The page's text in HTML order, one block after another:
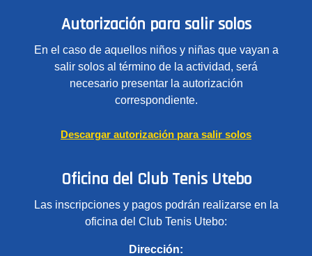
Autorización para salir solos
En el caso de aquellos niños y niñas que vayan a
salir solos al término de la actividad, será
necesario presentar la autorización
correspondiente.
Descargar autorización para salir solos
Oficina del Club Tenis Utebo
Las inscripciones y pagos podrán realizarse en la
oficina del Club Tenis Utebo:
Dirección: